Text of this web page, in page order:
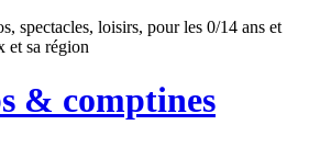
spectacles, loisirs, pour les 0/14 ans et
et sa région